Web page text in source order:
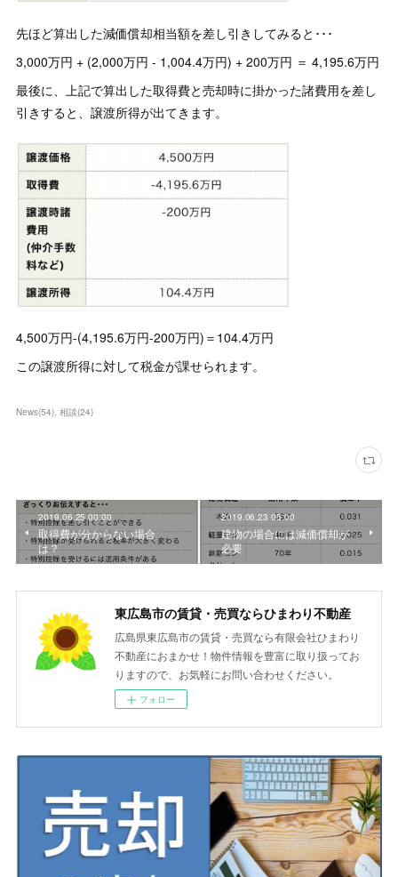
先ほど算出した減価償却相当額を差し引きしてみると･･･
3,000万円 + (2,000万円 - 1,004.4万円) + 200万円 ＝ 4,195.6万円
最後に、上記で算出した取得費と売却時に掛かった諸費用を差し
引きすると、譲渡所得が出てきます。
4,500万円-(4,195.6万円-200万円)＝104.4万円
この譲渡所得に対して税金が課せられます。
News(54) 相談(24)
2019.06.25 00:00
取得費が分からない場合
は？
2019.06.23 05:00
建物の場合には減価償却が
必要
東広島市の賃貸・売買ならひまわり不動産
広島県東広島市の賃貸・売買なら有限会社ひまわり
不動産におまかせ！物件情報を豊富に取り扱ってお
りますので、お気軽にお問い合わせください。
フォロー